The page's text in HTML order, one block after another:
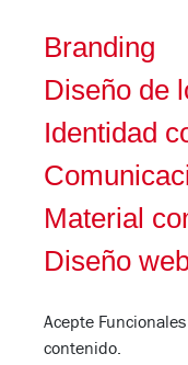
Branding
Diseño de
Identidad
Material
Diseño
Acepte Funcionales
contenido.